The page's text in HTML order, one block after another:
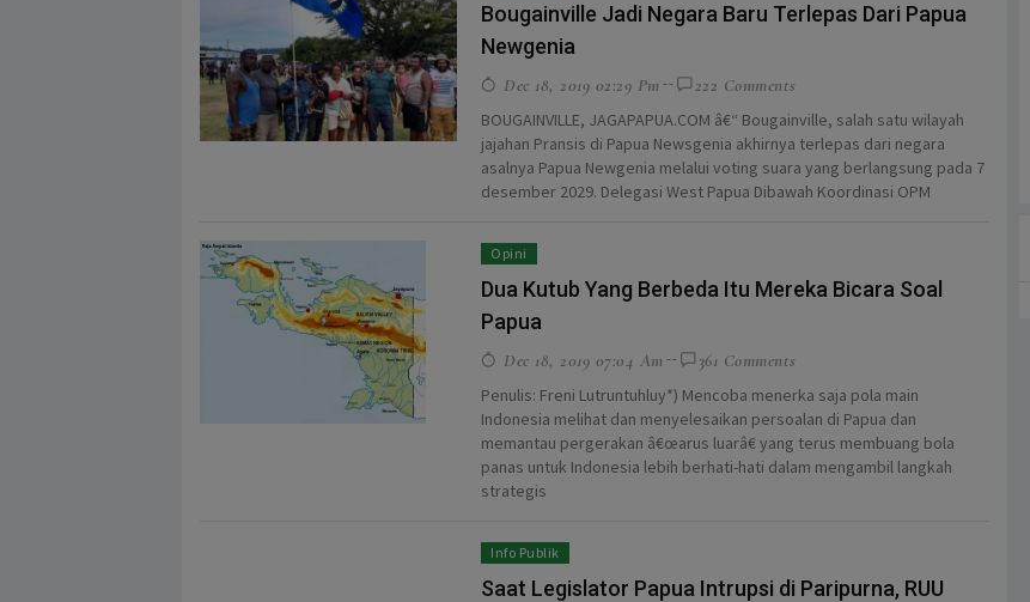
Bougainville Jadi Negara Baru Terlepas Dari Papua
Newgenia
Dec 18, 2019 02:29 Pm
222 Comments
BOUGAINVILLE, JAGAPAPUA.COM â€“ Bougainville, salah satu wilayah
jajahan Pransis di Papua Newsgenia akhirnya terlepas dari negara
asalnya Papua Newgenia melalui voting suara yang berlangsung pada 7
desember 2029. Delegasi West Papua Dibawah Koordinasi OPM
Opini
Dua Kutub Yang Berbeda Itu Mereka Bicara Soal
Papua
Dec 18, 2019 07:04 Am
361 Comments
Penulis: Freni Lutruntuhluy*) Mencoba menerka saja pola main
Indonesia melihat dan menyelesaikan persoalan di Papua dan
memantau pergerakan â€œarus luarâ€ yang terus membuang bola
panas untuk Indonesia lebih berhati-hati dalam mengambil langkah
strategis
Info Publik
Saat Legislator Papua Intrupsi di Paripurna, RUU